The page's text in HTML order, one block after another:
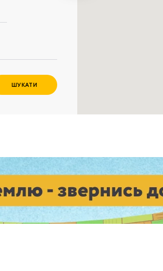
ШУКАТИ
Немає облікового запису?
Залишаючи контактні дані, ви погоджуєтеся з